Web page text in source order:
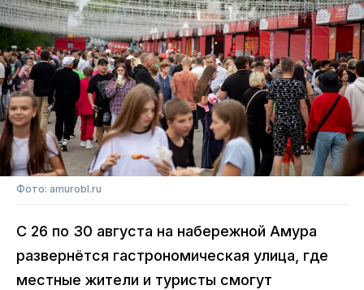
Фото: amurobl.ru
С 26 по 30 августа на набережной Амура
развернётся гастрономическая улица, где
местные жители и туристы смогут